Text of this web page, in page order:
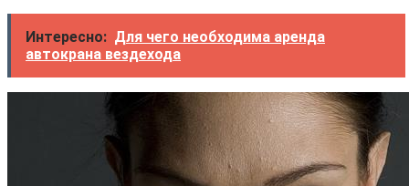
Интересно: Для чего необходима аренда
автокрана вездехода